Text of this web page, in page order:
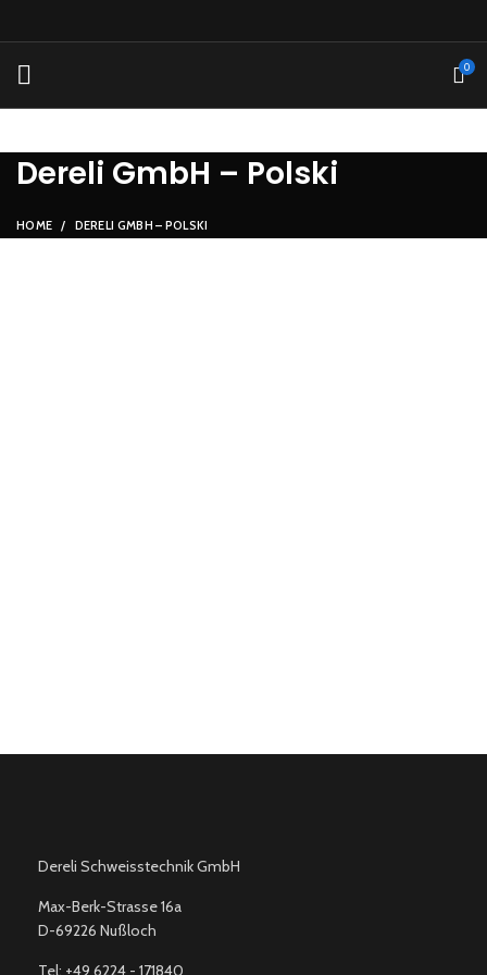
0
Dereli GmbH – Polski
HOME DERELI GMBH – POLSKI
Dereli Schweisstechnik GmbH
Max-Berk-Strasse 16a
D-69226 Nußloch
Tel: +49 6224 - 171840